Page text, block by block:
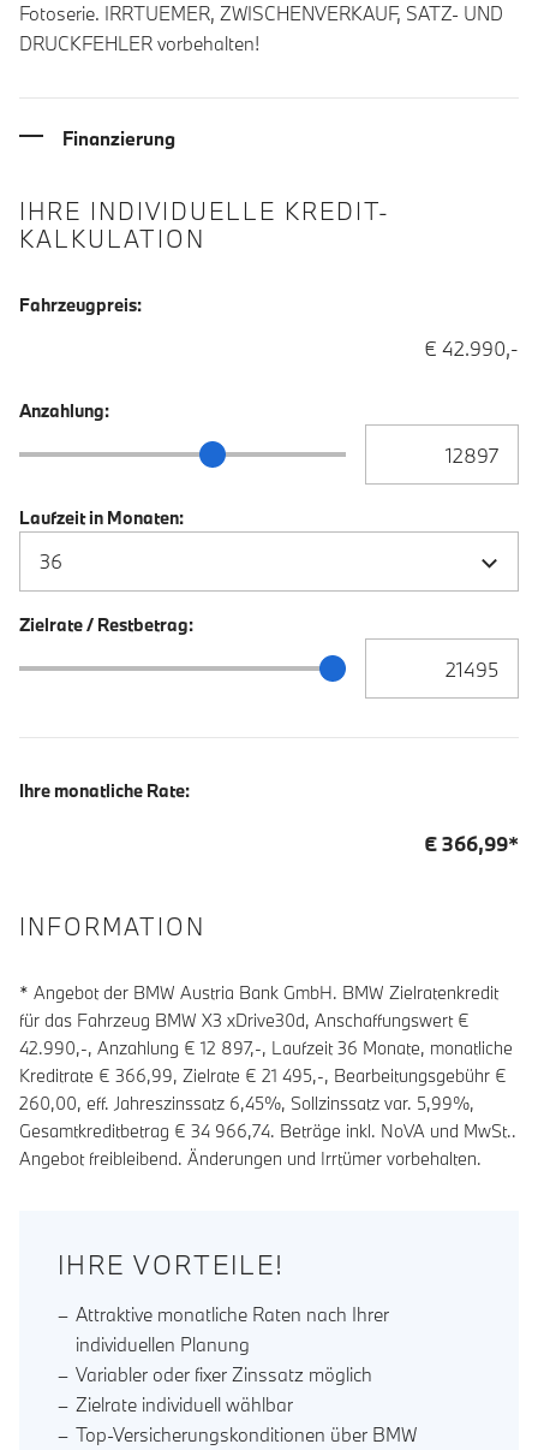
Fotoserie. IRRTUEMER, ZWISCHENVERKAUF, SATZ- UND
DRUCKFEHLER vorbehalten!
Finanzierung
IHRE INDIVIDUELLE KREDIT-
KALKULATION
Fahrzeugpreis:
€ 42.990,-
Anzahlung:
Anzahlung Schieberegler
Laufzeit in Monaten:
Zielrate / Restbetrag:
Zielrate / Restbetrag Schieberegler
Ihre monatliche Rate:
€366,99*
INFORMATION
* Angebot der BMW Austria Bank GmbH. BMW Zielratenkredit
für das Fahrzeug BMW X3 xDrive30d, Anschaffungswert €
42.990,-, Anzahlung € 12 897,-, Laufzeit36 Monate, monatliche
Kreditrate € 366,99, Zielrate € 21 495,-, Bearbeitungsgebühr €
260,00, eff. Jahreszinssatz 6,45%, Sollzinssatz var. 5,99%,
Gesamtkreditbetrag € 34 966,74. Beträge inkl. NoVA und MwSt..
Angebot freibleibend. Änderungen und Irrtümer vorbehalten.
IHRE VORTEILE!
Attraktive monatliche Raten nach Ihrer
individuellen Planung
Variabler oder fixer Zinssatz möglich
Zielrate individuell wählbar
Top-Versicherungskonditionen über BMW